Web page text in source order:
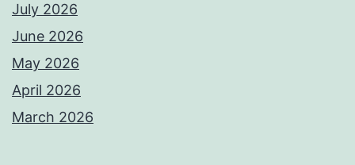
July 2026
June 2026
May 2026
April 2026
March 2026